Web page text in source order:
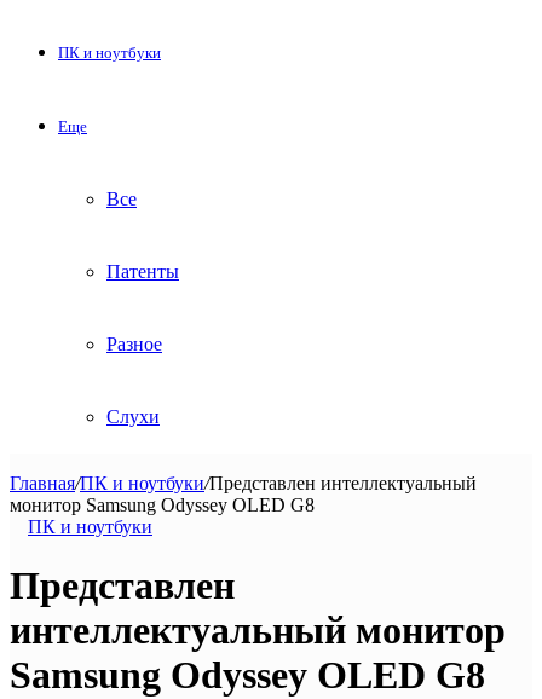
ПК и ноутбуки
Еще
Все
Патенты
Разное
Слухи
Главная/ПК и ноутбуки/Представлен интеллектуальный
монитор Samsung Odyssey OLED G8
ПК и ноутбуки
Представлен
интеллектуальный монитор
Samsung Odyssey OLED G8